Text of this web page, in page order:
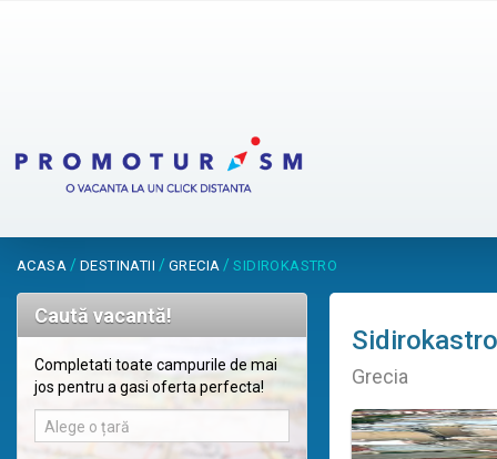
ACASA / DESTINATII / GRECIA /SIDIROKASTRO
Caută vacantă!
Completati toate campurile de mai
jos pentru a gasi oferta perfecta!
Alege o țară
Sidirokastro
Grecia